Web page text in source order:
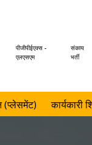
Header
पीजीपीईएक्स -
एलएसएम
संकाय
भर्ती
(प्लेसमेंट) कार्यकारी